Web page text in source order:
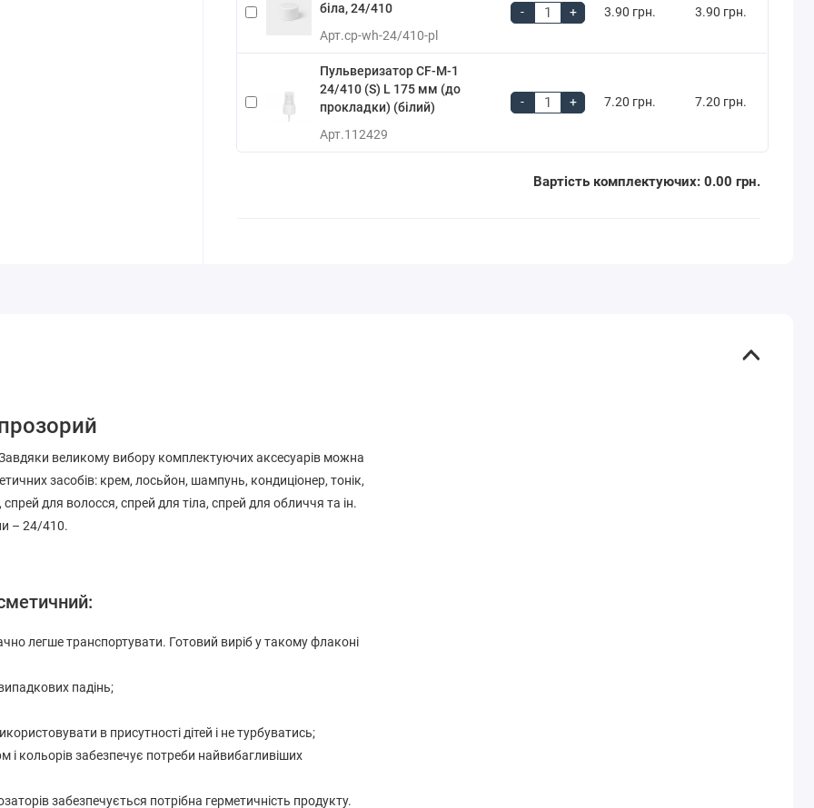
біла, 24/410
Арт.cp-wh-24/410-pl
- + 3.90 грн. 3.90 грн.
Пульверизатор CF-M-1
24/410 (S) L 175 мм (до
прокладки) (білий)
Арт.112429
- + 7.20 грн. 7.20 грн.
Вартість комплектуючих: 0.00 грн.
великому вибору комплектуючих аксесуарів можна
засобів: крем, лосьйон, шампунь, кондиціонер, тонік,
для волосся, спрей для тіла, спрей для обличчя та ін.
– 24/410.
легше транспортувати. Готовий виріб у такому флаконі
падінь;
в присутності дітей і не турбуватись;
і кольорів забезпечує потреби найвибагливіших
забезпечується потрібна герметичність продукту.